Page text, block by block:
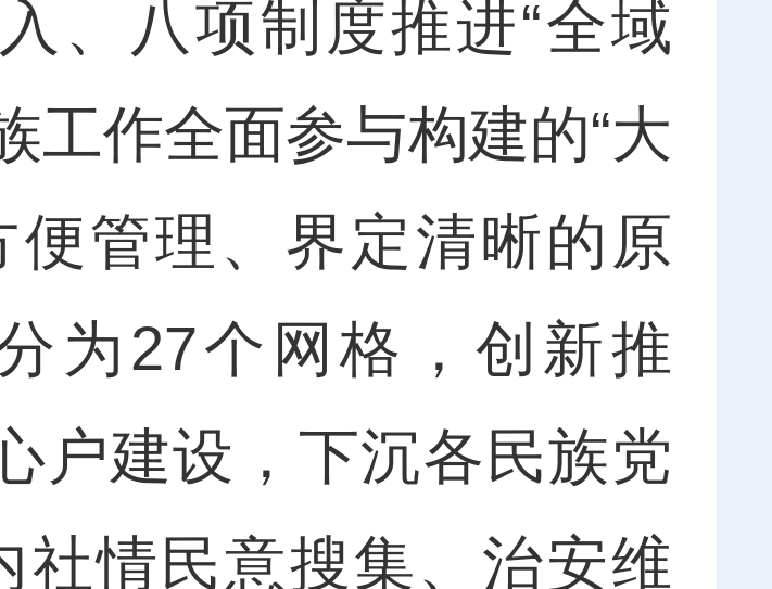
、八项制度推进“全域
工作全面参与构建的“大
管理、界定清晰的原
为27个网格，创新推
户建设，下沉各民族党
社情民意搜集、治安维